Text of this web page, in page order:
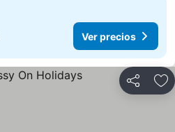
Ver precios
Compartir